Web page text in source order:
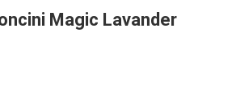
Magic Lavander